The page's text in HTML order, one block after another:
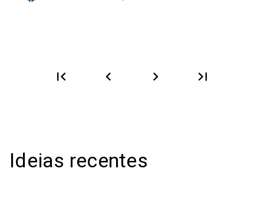
first_page chevron_left chevron_right last_page
Ideias recentes